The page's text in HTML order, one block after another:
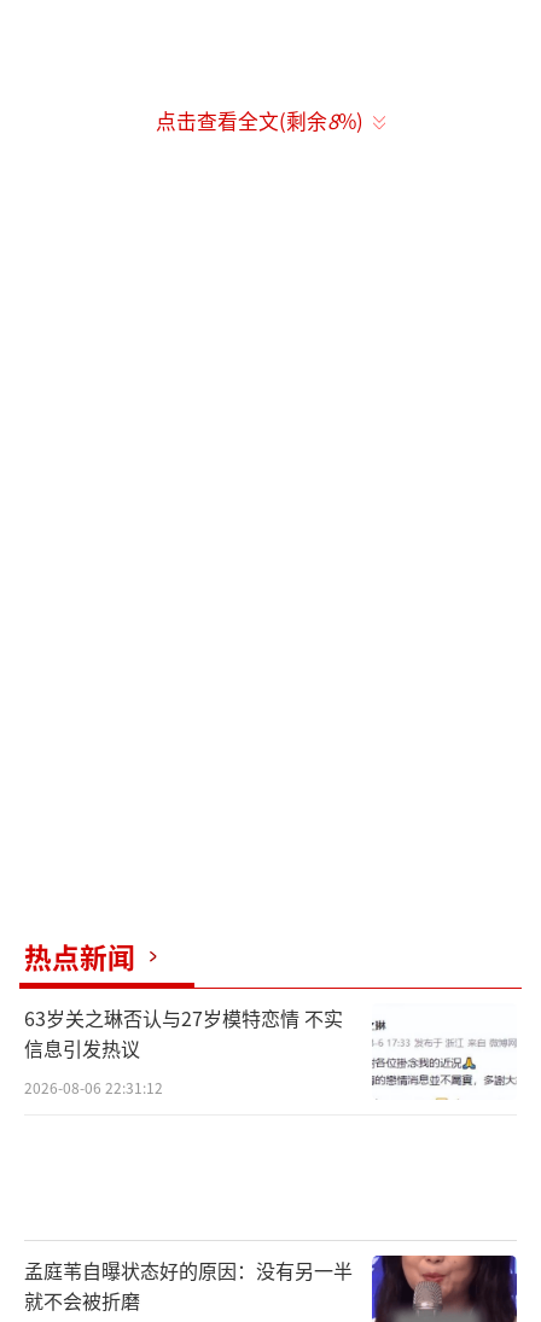
点击查看全文(剩余8%)
热点新闻
63岁关之琳否认与27岁模特恋情 不实
信息引发热议
2026-08-06 22:31:12
孟庭苇自曝状态好的原因：没有另一半
就不会被折磨